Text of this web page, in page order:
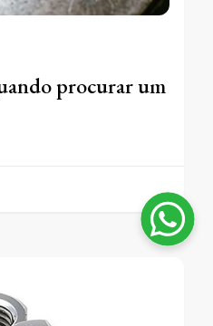
procurar um